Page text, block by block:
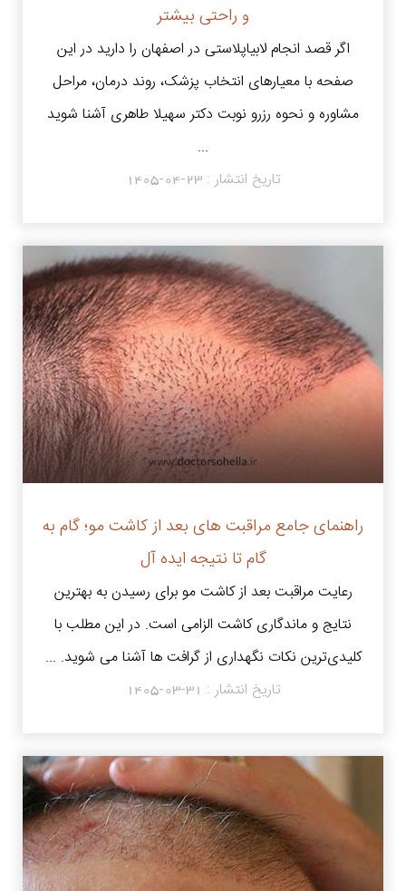
و راحتی بیشتر
اگر قصد انجام لابیاپلاستی در اصفهان را دارید در این
صفحه با معیارهای انتخاب پزشک، روند درمان، مراحل
مشاوره و نحوه رزرو نوبت دکتر سهیلا طاهری آشنا شوید
...
تاریخ انتشار :1405-04-23
راهنمای جامع مراقبت های بعد از کاشت مو؛ گام به
گام تا نتیجه ایده آل
رعایت مراقبت بعد از کاشت مو برای رسیدن به بهترین
نتایج و ماندگاری کاشت الزامی است. در این مطلب با
کلیدی‌ترین نکات نگهداری از گرافت‌ ها آشنا می شوید. ...
تاریخ انتشار : 1405-03-31